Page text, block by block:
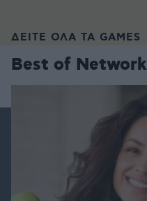
ΔΕΙΤΕ ΟΛΑ ΤΑ GAMES
Best of Network